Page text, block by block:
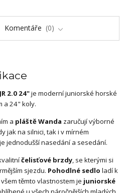
Komentáře 0
2.0 24"je moderní juniorské horské
a 24" koly.
a pláště Wanda zaručují výborné
jak na silnici, tak i v mírném
jednodušší nasedání a sesedání.
čelisťové brzdy, se kterými si
sjezdu. Pohodlné sedlo ladí k
těmto vlastnostem je juniorské